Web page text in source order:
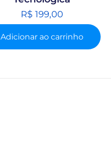
R$ 199,00
Adicionar ao carrinho